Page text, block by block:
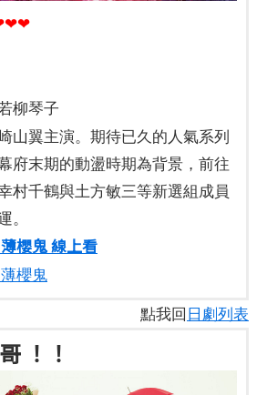
柳琴子
山翼主演。期待已久的人氣系列
府末期的動盪時期為背景，前往
村千鶴與土方敏三等新選組成員
。
櫻鬼 線上看
櫻鬼
點我回日劇列表
！！